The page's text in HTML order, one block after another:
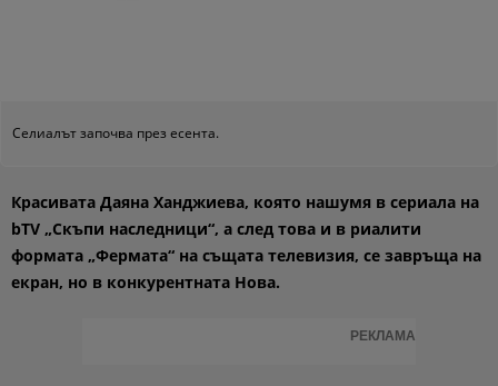
Селиалът започва през есента.
Красивата Даяна Ханджиева, която нашумя в сериала на
bTV „Скъпи наследници“, а след това и в риалити
формата „Фермата“ на същата телевизия, се завръща на
екран, но в конкурентната Нова.
РЕКЛАМА